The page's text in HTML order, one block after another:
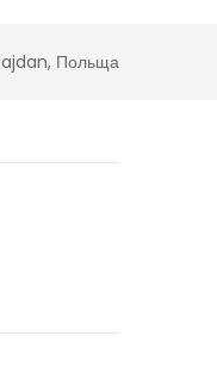
Польща